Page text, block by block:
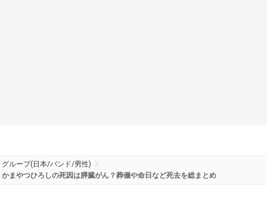
グループ(日本/バンド/男性)
かまやつひろしの死因は膵臓がん？葬儀や命日など死去を総まとめ